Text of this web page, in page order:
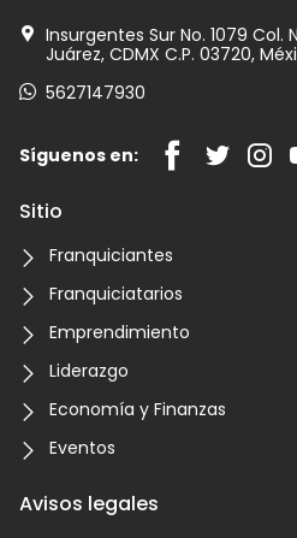
Insurgentes Sur No. 1079 Col.
Juárez, CDMX C.P. 03720,
5627147930
Síguenos en:
Sitio
Franquiciantes
Franquiciatarios
Emprendimiento
Liderazgo
Economía y Finanzas
Eventos
Avisos legales